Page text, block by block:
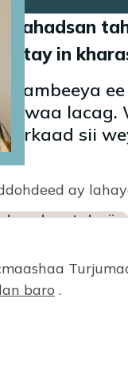
mahadsan
in
dambeeya
waa lacag.
sii
ay
ee lacagta la siiyo
kulantay
ah kaas oo
baro .